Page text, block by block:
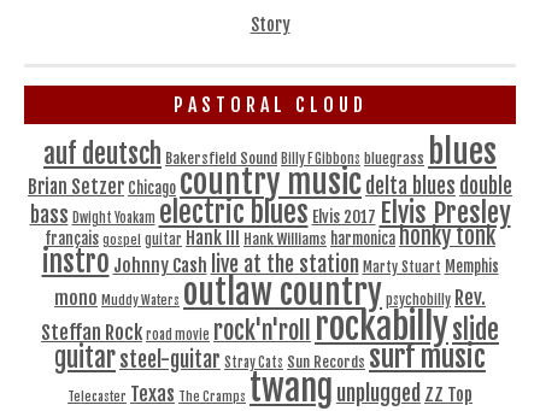
Story
PASTORAL CLOUD
auf deutsch Bakersfield Sound Billy F Gibbons bluegrass blues
Brian Setzer Chicago country musicdelta blues double
bass Dwight Yoakam electric blues Elvis 2017 Elvis Presley
français gospel guitar Hank III Hank Williams harmonicahonky tonk
instro Johnny Cash live at the station Marty Stuart Memphis
mono Muddy Waters outlaw country psychobilly Rev.
Steffan Rock road movie rock'n'roll rockabillyslide
guitarsteel-guitar Stray Cats Sun Records surf music
Telecaster Texas The Cramps twang unplugged ZZ Top